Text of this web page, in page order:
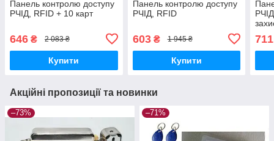
Панель контролю доступу
РЧІД, RFID + 10 карт
646 ₴ 2 083 ₴
Купити
Панель контролю доступу
РЧІД, RFID
603₴ 1 945 ₴
Купити
711
Акційні пропозиції та новинки
–73% –71%